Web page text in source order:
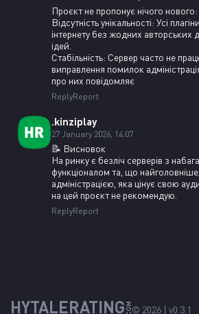
Проєкт не пропонує нічого нового:
Відсутність унікальності: Усі
інтернету без жодних авторських
ідей.
Стабільність: Сервер часто не
виправлення помилок
про них повідомляє
ReplyReport
.kinziplay
27 January 2026, 14:07
📝 Висновок
На ринку є безліч серверів з
функціоналом та, що
адміністрацією, яка цінує свою
на цей проєкт не рекомендую.
ReplyReport
HYTALERATINGCOM© 2026 | v0.3.1